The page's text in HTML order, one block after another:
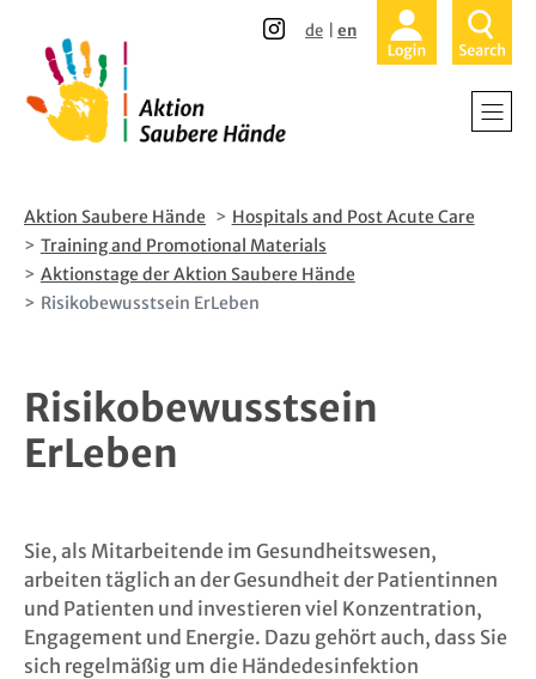
zum
Inhalt
zur
Hauptnavigation
de en
Aktion Saubere Hände
Hospitals and Post Acute Care
Training and Promotional Materials
Aktionstage der Aktion Saubere Hände
Risikobewusstsein ErLeben
Risikobewusstsein
ErLeben
Sie, als Mitarbeitende im Gesundheitswesen,
arbeiten täglich an der Gesundheit der Patientinnen
und Patienten und investieren viel Konzentration,
Engagement und Energie. Dazu gehört auch, dass Sie
sich regelmäßig um die Händedesinfektion
Home
Nursing
Links
FAQ
Moments